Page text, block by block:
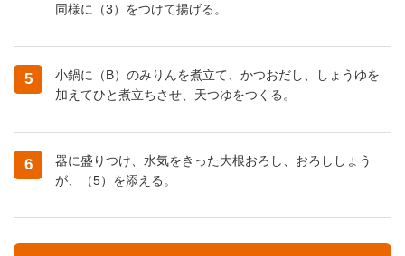
同様に（3）をつけて揚げる。
5
小鍋に（B）のみりんを煮立て、かつおだし、しょうゆを
加えてひと煮立ちさせ、天つゆをつくる。
6
器に盛りつけ、水気をきった大根おろし、おろししょう
が、（5）を添える。